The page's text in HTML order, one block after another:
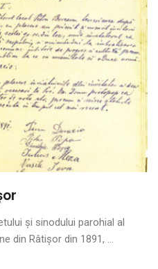
și sinodului parohial al
din Râtișor din 1891, ...